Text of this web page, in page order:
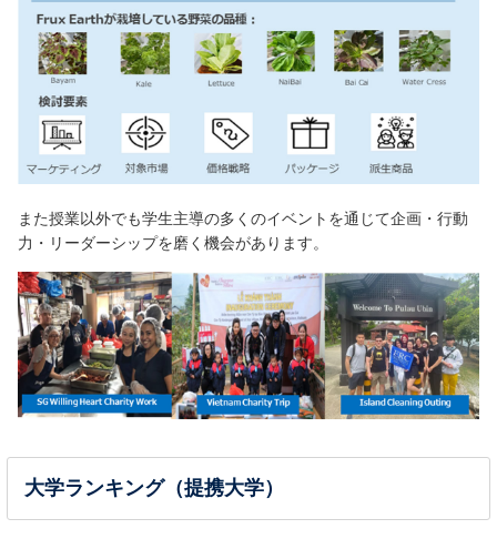
また授業以外でも学生主導の多くのイベントを通じて企画・行動
力・リーダーシップを磨く機会があります。
大学ランキング（提携大学）